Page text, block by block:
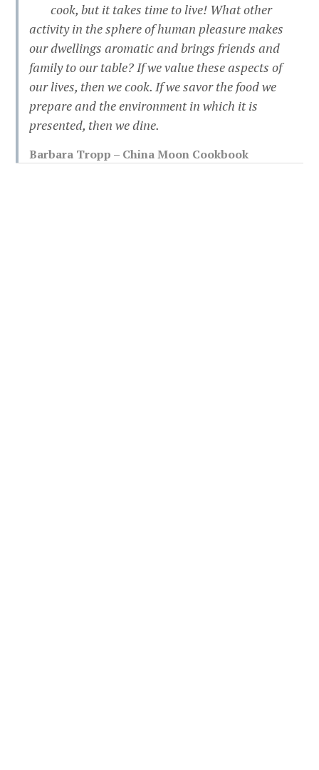
cook, but it takes time to live! What other
activity in the sphere of human pleasure makes
our dwellings aromatic and brings friends and
family to our table? If we value these aspects of
our lives, then we cook. If we savor the food we
prepare and the environment in which it is
presented, then we dine.
Barbara Tropp – China Moon Cookbook